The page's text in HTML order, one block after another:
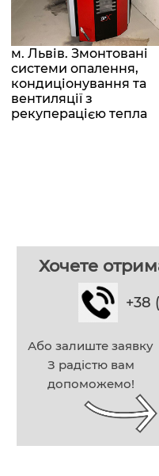
м. Львів. Змонтовані
системи опалення,
кондиціонування та
вентиляції з
рекуперацією тепла
Хочете
+38
Або залиште заявку
З радістю вам
допоможемо!